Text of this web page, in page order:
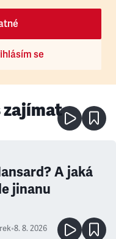
se
zajímat
A jaká
jinanu
•8. 8. 2026